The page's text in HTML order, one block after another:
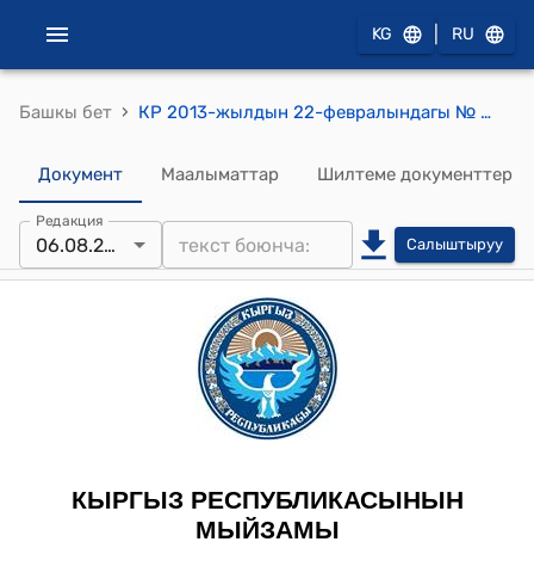
KG RU
Башкы бет › КР 2013-жылдын 22-февралындагы № 29 "Кыргыз Республикасынын айрым Мыйзам актыларына толуктоолорду жана өзгөртүүлөрдү киргизүү жөнүндө" Мыйзамы
Документ Маалыматтар Шилтеме документтер
Редакция
06.08.2025 Салыштыруу